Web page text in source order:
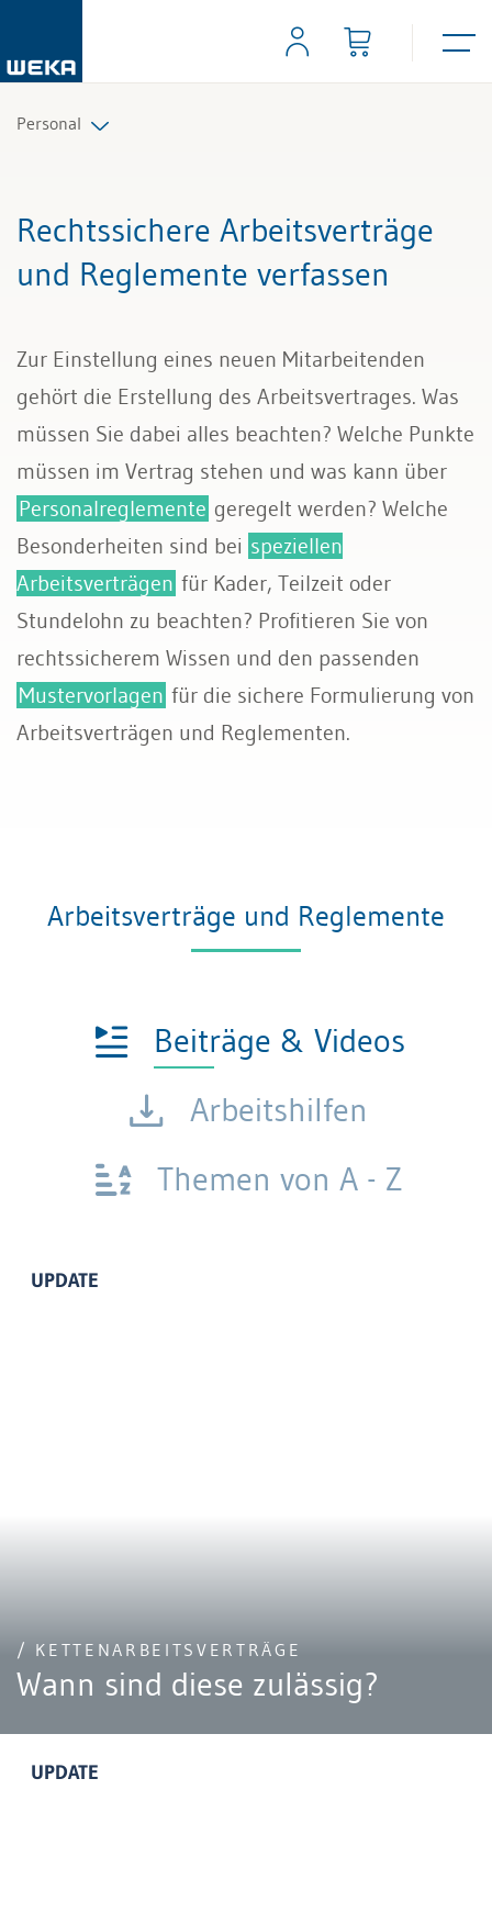
Personal
Arbeitsverträge und Reglemente
Lohn und Gehalt
Personalführung und Personalentwicklung
Kündigung & Arbeitszeugnis
Sozialversicherungen
Rechtssichere Arbeitsverträge
und Reglemente verfassen
Zur Einstellung eines neuen Mitarbeitenden
gehört die Erstellung des Arbeitsvertrages. Was
müssen Sie dabei alles beachten? Welche Punkte
müssen im Vertrag stehen und was kann über
Personalreglemente geregelt werden? Welche
Besonderheiten sind bei speziellen
Arbeitsverträgen für Kader, Teilzeit oder
Stundelohn zu beachten? Profitieren Sie von
rechtssicherem Wissen und den passenden
Mustervorlagen für die sichere Formulierung von
Arbeitsverträgen und Reglementen.
Arbeitsverträge und Reglemente
Beiträge & Videos
Arbeitshilfen
Themen von A - Z
UPDATE
/ KETTENARBEITSVERTRÄGE
Wann sind diese zulässig?
UPDATE